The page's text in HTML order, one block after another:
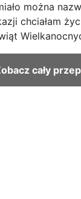
można
chciałam
cały